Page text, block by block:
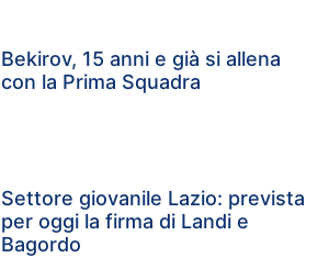
Bekirov, 15 anni e già si allena
con la Prima Squadra
Settore giovanile Lazio: prevista
per oggi la firma di Landi e
Bagordo